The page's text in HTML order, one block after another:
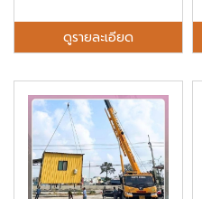
ดูรายละเอียด